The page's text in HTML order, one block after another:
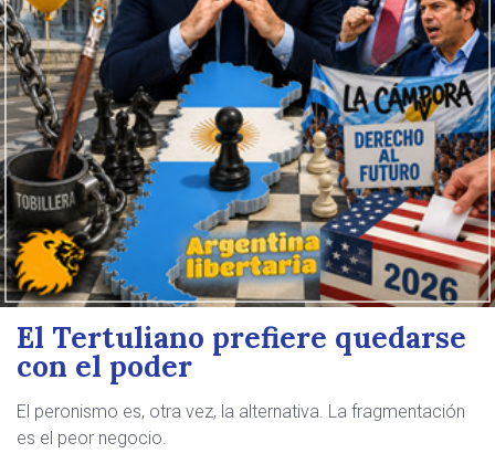
El Tertuliano prefiere quedarse
con el poder
El peronismo es, otra vez, la alternativa. La fragmentación
es el peor negocio.